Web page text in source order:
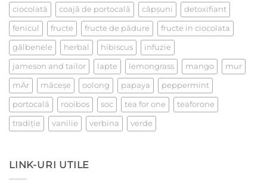
ciocolată coajă de portocală căpşuni detoxifiant
fenicul fructe fructe de pădure fructe in ciocolata
gălbenele herbal hibiscus infuzie
jameson and tailor lapte lemongrass mango mur
mÄr măceşe oolong papaya peppermint
portocală rooibos soc tea for one teaforone
tradiţie vanilie verbina verde
LINK-URI UTILE